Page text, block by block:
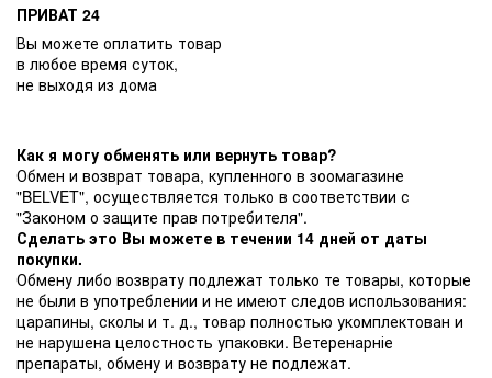
ПРИВАТ 24
Вы можете оплатить товар
в любое время суток,
не выходя из дома
Как я могу обменять или вернуть товар?
Обмен и возврат товара, купленного в зоомагазине
"BELVET", осуществляется только в соответствии с
"Законом о защите прав потребителя".
Сделать это Вы можете в течении 14 дней от даты
покупки.
Обмену либо возврату подлежат только те товары, которые
не были в употреблении и не имеют следов использования:
царапины, сколы и т. д., товар полностью укомплектован и
не нарушена целостность упаковки. Ветеренарніе
препараты, обмену и возврату не подлежат.